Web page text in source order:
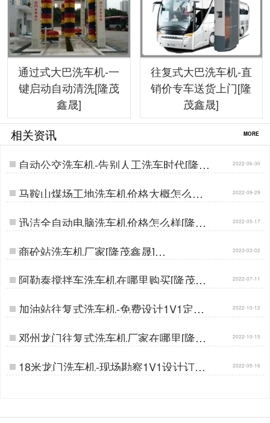
通过式大巴洗车机-一
键启动自动清洗[隆茂
鑫晟]
往复式大巴洗车机-直
销价专车送货上门[隆
茂鑫晟]
相关资讯 MORE
自动公交洗车机-告别人工洗车时代[隆茂
鑫晟]…
2022-06-30
马鞍山煤场工地洗车机价格大概怎么样
[隆茂鑫晟]…
2022-09-29
迅洁全自动电脑洗车机价格怎么样[隆茂
鑫晟]…
2022-05-17
商砼站洗车机厂家[隆茂鑫晟]… 2023-03-02
阿勒泰搅拌车洗车机在哪里购买[隆茂鑫
晟]…
2022-07-11
加油站往复式洗车机-免费设计1V1定做
[隆茂鑫晟]…
2022-10-12
邓州龙门往复式洗车机厂家在哪里[隆茂
鑫晟]…
2022-10-15
18米龙门洗车机-现场勘察1V1设计订做
生产[隆茂鑫晟]…
2022-05-16